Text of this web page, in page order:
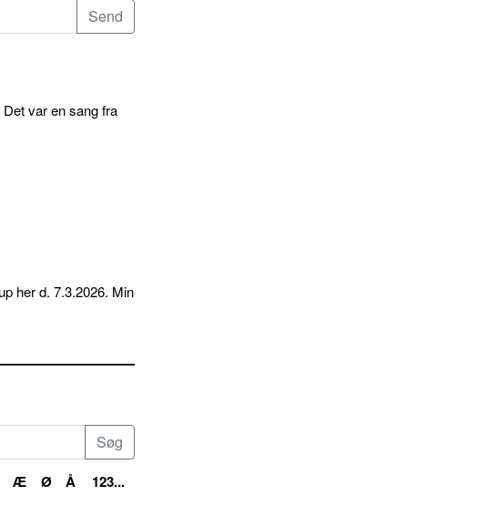
var en sang fra
her d. 7.3.2026. Min
Æ Ø Å 123...